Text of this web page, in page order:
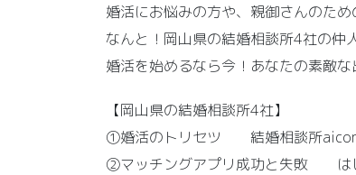
婚活にお悩みの方や、親御さんのため
なんと！岡山県の結婚相談所4社の仲
婚活を始めるなら今！あなたの素敵
【岡山県の結婚相談所4社】
①婚活のトリセツ 結婚相談所aicom
②マッチングアプリ成功と失敗 は